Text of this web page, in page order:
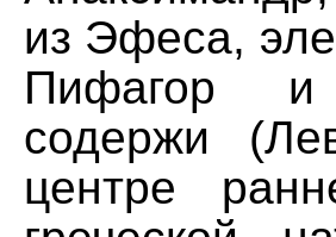
из Эфеса,
Пифагор и
содержи
центре